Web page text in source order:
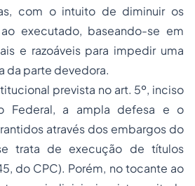
com o intuito de diminuir os
executado, baseando-se em
e razoáveis para impedir uma
da parte devedora.
prevista no art. 5º, inciso
Federal, a ampla defesa e o
através dos embargos do
trata de execução de títulos
do CPC). Porém, no tocante ao